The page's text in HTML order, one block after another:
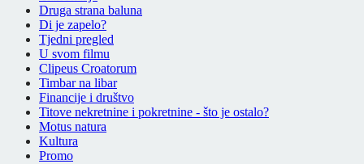
Druga strana baluna
Di je zapelo?
Tjedni pregled
U svom filmu
Clipeus Croatorum
Timbar na libar
Financije i društvo
Titove nekretnine i pokretnine - što je ostalo?
Motus natura
Kultura
Promo